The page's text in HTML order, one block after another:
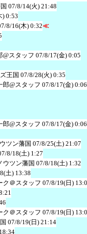
07/8/14(火) 21:48
) 0:53
8/16(木) 0:32≪
@スタッフ 07/8/17(金) 0:05
王国 07/8/28(火) 0:35
郎@スタッフ 07/8/17(金) 0:06
郎@スタッフ 07/8/17(金) 0:06
ツン藩国 07/8/25(土) 21:07
8/18(土) 1:27
ウツン藩国 07/8/18(土) 1:32
土) 13:38
＠スタッフ 07/8/19(日)
＠スタッフ 07/8/19(日)
07/8/19(日) 21:14